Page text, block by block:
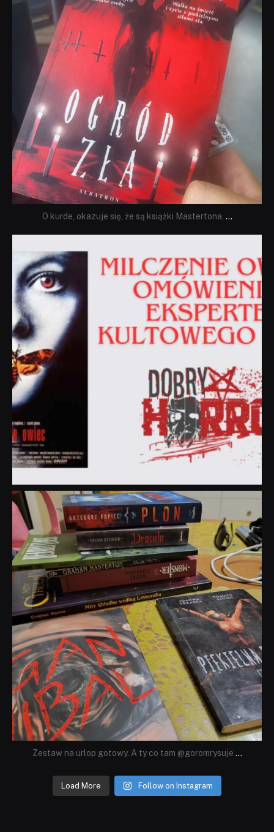
O kurde, okazuje się, że są książki Mastertona, ...
dobryhorror
Lip 31
Zestaw na urlop gotowy. A ty co tam @goromrysuje ...
Load More Follow on Instagram